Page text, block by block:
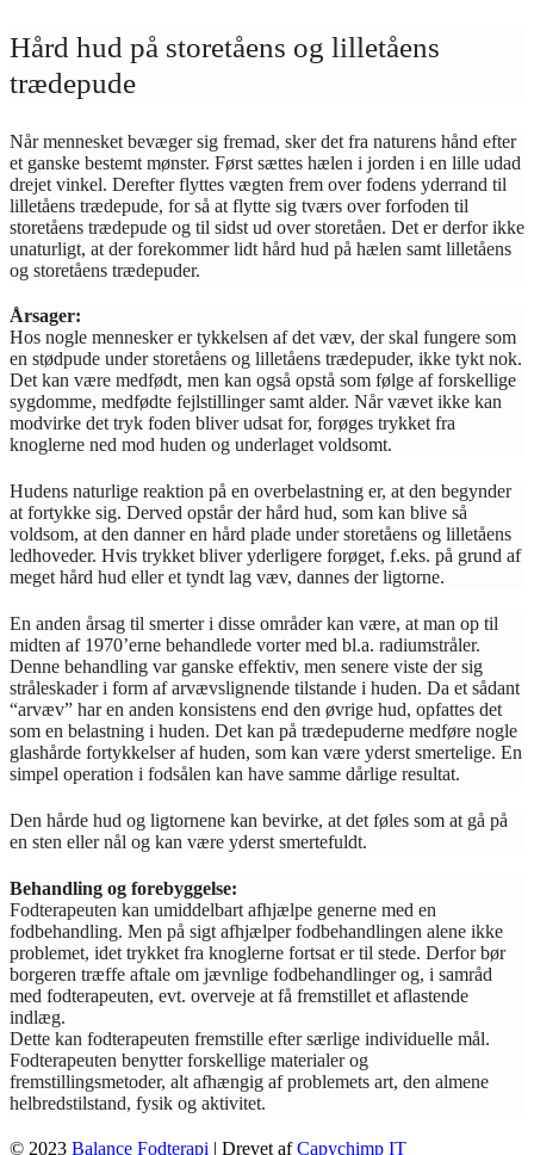
Hård hud på storetåens og lilletåens
trædepude
Når mennesket bevæger sig fremad, sker det fra naturens hånd efter
et ganske bestemt mønster. Først sættes hælen i jorden i en lille udad
drejet vinkel. Derefter flyttes vægten frem over fodens yderrand til
lilletåens trædepude, for så at flytte sig tværs over forfoden til
storetåens trædepude og til sidst ud over storetåen. Det er derfor ikke
unaturligt, at der forekommer lidt hård hud på hælen samt lilletåens
og storetåens trædepuder.
Årsager:
Hos nogle mennesker er tykkelsen af det væv, der skal fungere som
en stødpude under storetåens og lilletåens trædepuder, ikke tykt nok.
Det kan være medfødt, men kan også opstå som følge af forskellige
sygdomme, medfødte fejlstillinger samt alder. Når vævet ikke kan
modvirke det tryk foden bliver udsat for, forøges trykket fra
knoglerne ned mod huden og underlaget voldsomt.
Hudens naturlige reaktion på en overbelastning er, at den begynder
at fortykke sig. Derved opstår der hård hud, som kan blive så
voldsom, at den danner en hård plade under storetåens og lilletåens
ledhoveder. Hvis trykket bliver yderligere forøget, f.eks. på grund af
meget hård hud eller et tyndt lag væv, dannes der ligtorne.
En anden årsag til smerter i disse områder kan være, at man op til
midten af 1970’erne behandlede vorter med bl.a. radiumstråler.
Denne behandling var ganske effektiv, men senere viste der sig
stråleskader i form af arvævslignende tilstande i huden. Da et sådant
“arvæv” har en anden konsistens end den øvrige hud, opfattes det
som en belastning i huden. Det kan på trædepuderne medføre nogle
glashårde fortykkelser af huden, som kan være yderst smertelige. En
simpel operation i fodsålen kan have samme dårlige resultat.
Den hårde hud og ligtornene kan bevirke, at det føles som at gå på
en sten eller nål og kan være yderst smertefuldt.
Behandling og forebyggelse:
Fodterapeuten kan umiddelbart afhjælpe generne med en
fodbehandling. Men på sigt afhjælper fodbehandlingen alene ikke
problemet, idet trykket fra knoglerne fortsat er til stede. Derfor bør
borgeren træffe aftale om jævnlige fodbehandlinger og, i samråd
med fodterapeuten, evt. overveje at få fremstillet et aflastende
indlæg.
Dette kan fodterapeuten fremstille efter særlige individuelle mål.
Fodterapeuten benytter forskellige materialer og
fremstillingsmetoder, alt afhængig af problemets art, den almene
helbredstilstand, fysik og aktivitet.
© 2023 Balance Fodterapi | Drevet afCapychimp IT